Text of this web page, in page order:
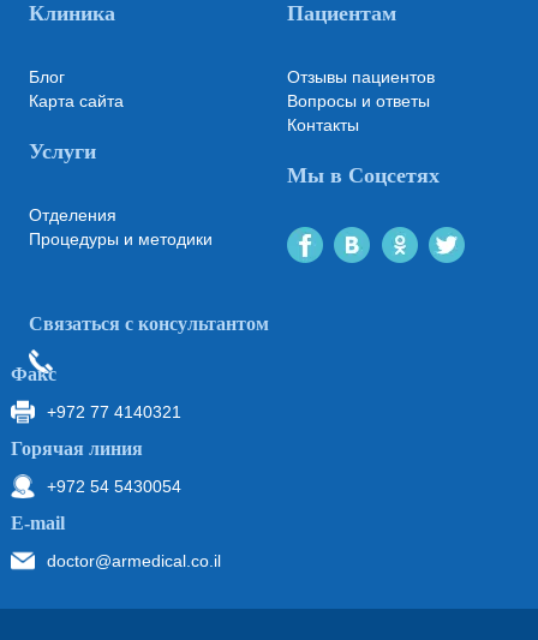
Клиника
Блог
Карта сайта
Услуги
Отделения
Процедуры и методики
Пациентам
Отзывы пациентов
Вопросы и ответы
Контакты
Мы в Соцсетях
Связаться с консультантом
Факс
+972 77 4140321
Горячая линия
+972 54 5430054
Е-mail
doctor@armedical.co.il